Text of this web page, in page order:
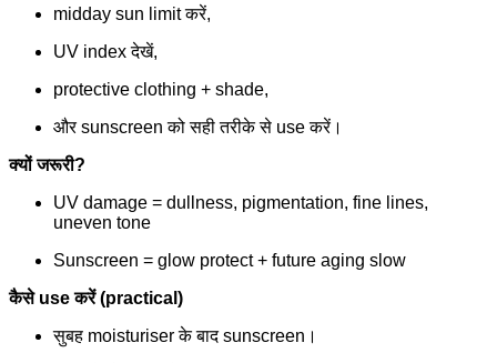
midday sun limit करें,
UV index देखें,
protective clothing + shade,
और sunscreen को सही तरीके से use करें।
क्यों जरूरी?
UV damage = dullness, pigmentation, fine lines,
uneven tone
Sunscreen = glow protect + future aging slow
कैसे use करें (practical)
सुबह moisturiser के बाद sunscreen।